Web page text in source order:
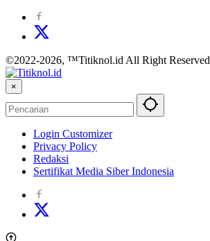
©2022-2026, ™Titiknol.id All Right Reserved
×
Login Customizer
Privacy Policy
Redaksi
Sertifikat Media Siber Indonesia